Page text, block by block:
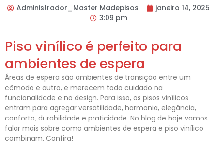
Administrador_Master Madepisos
janeiro 14, 2025
3:09 pm
Piso vinílico é perfeito para
ambientes de espera
Áreas de espera são ambientes de transição entre um
cômodo e outro, e merecem todo cuidado na
funcionalidade e no design. Para isso, os pisos vinílicos
entram para agregar versatilidade, harmonia, elegância,
conforto, durabilidade e praticidade. No blog de hoje vamos
falar mais sobre como ambientes de espera e piso vinílico
combinam. Confira!